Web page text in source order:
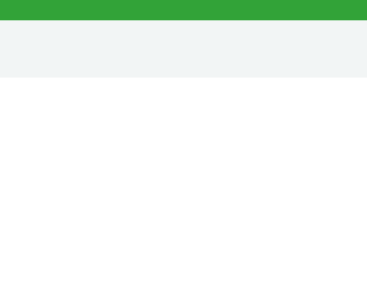
家庭菜園